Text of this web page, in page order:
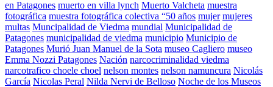
en Patagones muerto en villa lynch Muerto Valcheta muestra
fotográfica muestra fotográfica colectiva “50 años mujer mujeres
multas Muncipalidad de Viedma mundial Municipalidad de
Patagones municipalidad de viedma municipio Municipio de
Patagones Murió Juan Manuel de la Sota museo Cagliero museo
Emma Nozzi Patagones Nación narcocriminalidad viedma
narcotrafico choele choel nelson montes nelson namuncura Nicolás
García Nicolas Peral Nilda Nervi de Belloso Noche de los Museos